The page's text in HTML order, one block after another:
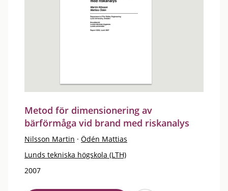
Metod för dimensionering av
bärförmåga vid brand med riskanalys
Nilsson Martin · Ödén Mattias
Lunds tekniska högskola (LTH)
2007